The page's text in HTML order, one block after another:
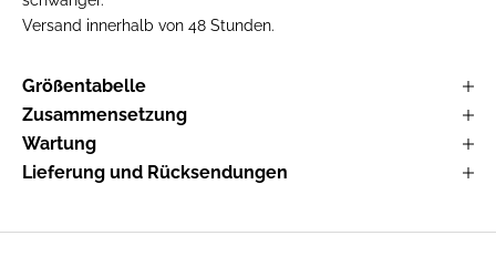
Versand innerhalb von 48 Stunden.
Größentabelle
Zusammensetzung
Wartung
Lieferung und Rücksendungen